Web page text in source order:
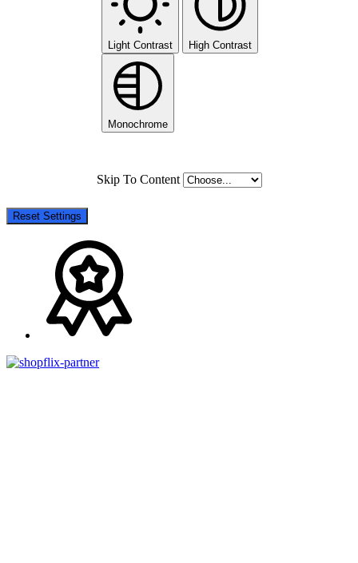
Light Contrast High Contrast
Monochrome
Skip To Content
Reset Settings